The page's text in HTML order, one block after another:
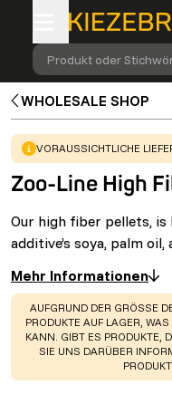
Produkt oder
WHOLESALE SHOP
WARNING:
VORAUSSICHTLICHE
Zoo-Line High
Our high fiber pellets,
additive’s soya, palm
Mehr Informationen
WARNING:
AUFGRUND DER GRÖSSE
PRODUKTE AUF LAGER,
KANN. GIBT ES PRODUKTE,
IE UNS DARÜBER